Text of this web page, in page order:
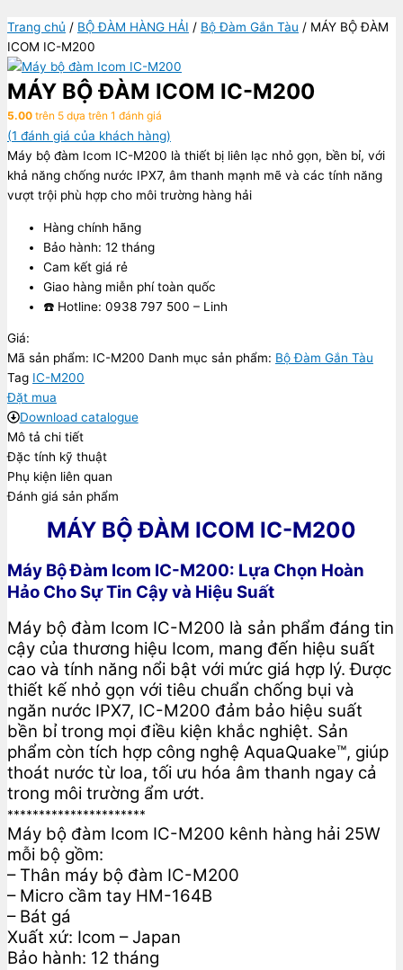
Trang chủ / BỘ ĐÀM HÀNG HẢI / Bộ Đàm Gắn Tàu / MÁY BỘ ĐÀM
ICOM IC-M200
MÁY BỘ ĐÀM ICOM IC-M200
5.00 trên 5 dựa trên 1 đánh giá
(1 đánh giá của khách hàng)
Máy bộ đàm Icom IC-M200 là thiết bị liên lạc nhỏ gọn, bền bỉ, với
khả năng chống nước IPX7, âm thanh mạnh mẽ và các tính năng
vượt trội phù hợp cho môi trường hàng hải
Hàng chính hãng
Bảo hành: 12 tháng
Cam kết giá rẻ
Giao hàng miễn phí toàn quốc
☎️ Hotline: 0938 797 500 – Linh
Giá:
Mã sản phẩm: IC-M200 Danh mục sản phẩm: Bộ Đàm Gắn Tàu
Tag IC-M200
Đặt mua
Download catalogue
Mô tả chi tiết
Đặc tính kỹ thuật
Phụ kiện liên quan
Đánh giá sản phẩm
MÁY BỘ ĐÀM ICOM IC-M200
Máy Bộ Đàm Icom IC-M200: Lựa Chọn Hoàn
Hảo Cho Sự Tin Cậy và Hiệu Suất
Máy bộ đàm Icom IC-M200 là sản phẩm đáng tin
cậy của thương hiệu Icom, mang đến hiệu suất
cao và tính năng nổi bật với mức giá hợp lý. Được
thiết kế nhỏ gọn với tiêu chuẩn chống bụi và
ngăn nước IPX7, IC-M200 đảm bảo hiệu suất
bền bỉ trong mọi điều kiện khắc nghiệt. Sản
phẩm còn tích hợp công nghệ AquaQuake™, giúp
thoát nước từ loa, tối ưu hóa âm thanh ngay cả
trong môi trường ẩm ướt.
**********************
Máy bộ đàm Icom IC-M200 kênh hàng hải 25W
mỗi bộ gồm:
– Thân máy bộ đàm IC-M200
– Micro cầm tay HM-164B
– Bát gá
Xuất xứ: Icom – Japan
Bảo hành: 12 tháng